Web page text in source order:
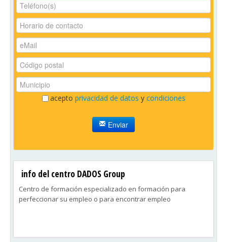
acepto privacidad de datos y condiciones
Enviar
info del centro DADOS Group
Centro de formación especializado en formación para
perfeccionar su empleo o para encontrar empleo